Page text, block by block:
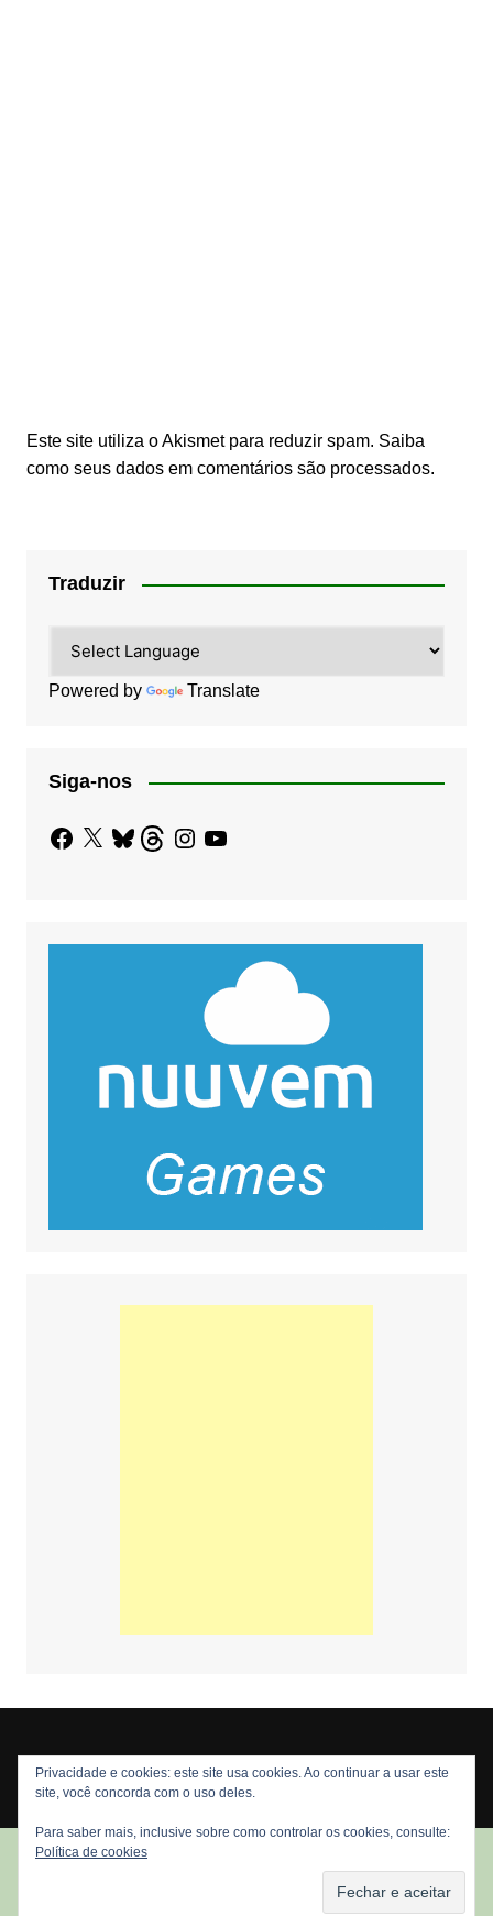
Este site utiliza o Akismet para reduzir spam. Saiba
como seus dados em comentários são processados.
Traduzir
Powered by Translate
Siga-nos
Facebook
X BlueskyThreadsInstagram
YouTube
Copyright © 2026 Nós Nerds. Todos os direitos reservados
Privacidade e cookies: este site usa cookies. Ao continuar a usar este
site, você concorda com o uso deles.
Para saber mais, inclusive sobre como controlar os cookies, consulte:
Política de cookies